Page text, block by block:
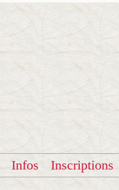
Infos Inscriptions